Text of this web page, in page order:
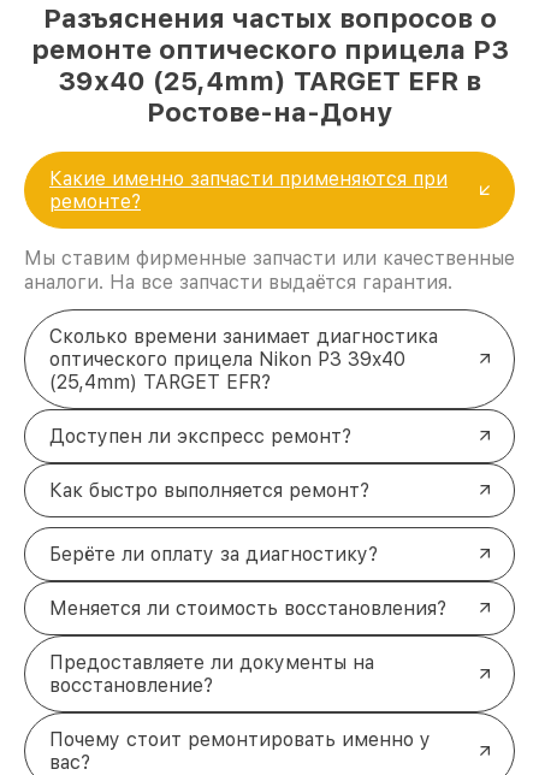
Разъяснения частых вопросов о
ремонте оптического прицела P3
39x40 (25,4mm) TARGET EFR в
Ростове-на-Дону
Какие именно запчасти применяются при
ремонте?
Мы ставим фирменные запчасти или качественные
аналоги. На все запчасти выдаётся гарантия.
Сколько времени занимает диагностика
оптического прицела Nikon P3 39x40
(25,4mm) TARGET EFR?
Доступен ли экспресс ремонт?
Как быстро выполняется ремонт?
Берёте ли оплату за диагностику?
Меняется ли стоимость восстановления?
Предоставляете ли документы на
восстановление?
Почему стоит ремонтировать именно у
вас?